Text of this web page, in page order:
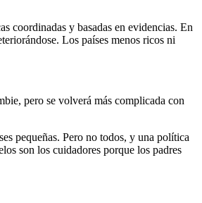
coordinadas y basadas en evidencias. En
Los países menos ricos ni
pero se volverá más complicada con
pequeñas. Pero no todos, y una política
son los cuidadores porque los padres